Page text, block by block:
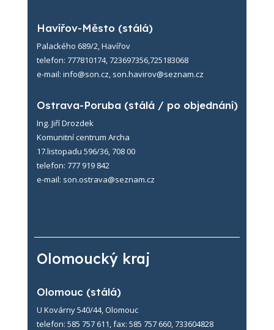
Havířov-Město (stálá)
Palackého 689/2, Havířov
telefon: 777810174, 723697356,725183068
e-mail: info@son.cz, son.havirov@seznam.cz
Ostrava-Poruba (stálá / po objednání)
Ing. Jiří Drozdek
Komunitní centrum Archa
17.listopadu 596/36, 708 00
telefon: 777 919 842
e-mail: son.ostrava@seznam.cz
Olomoucký kraj
Olomouc (stálá)
U Kovárny 540/44, Olomouc
telefon: 585 757 611, fax: 585 757 660, 733604828